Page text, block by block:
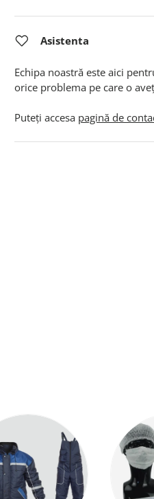
Asistenta
Echipa noastră este aici
orice problema pe care o
Puteți accesa pagină de